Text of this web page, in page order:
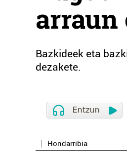
Bazkideek eta
dezakete.
Hondarribia